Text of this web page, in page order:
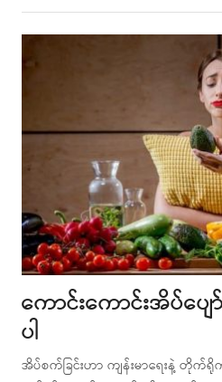
ကောင်းကောင်းအိပ်ပျေ
ပါ
အိပ်စက်ခြင်းဟာ ကျန်းမာရေးနဲ့ တို